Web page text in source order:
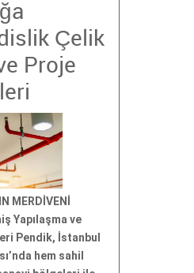
Çelik
Proje
MERDİVENİ
Yapılaşma ve
Pendik, İstanbul
hem sahil